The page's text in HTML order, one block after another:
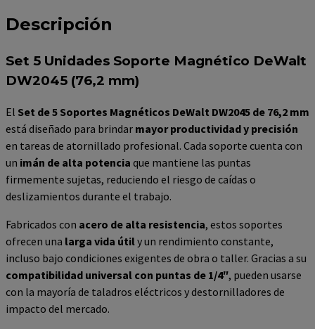
Descripción
Set 5 Unidades Soporte Magnético DeWalt
DW2045 (76,2 mm)
El Set de 5 Soportes Magnéticos DeWalt DW2045 de 76,2 mm
está diseñado para brindar mayor productividad y precisión
en tareas de atornillado profesional. Cada soporte cuenta con
un imán de alta potencia que mantiene las puntas
firmemente sujetas, reduciendo el riesgo de caídas o
deslizamientos durante el trabajo.
Fabricados con acero de alta resistencia, estos soportes
ofrecen una larga vida útily un rendimiento constante,
incluso bajo condiciones exigentes de obra o taller. Gracias a su
compatibilidad universal con puntas de 1/4″, pueden usarse
con la mayoría de taladros eléctricos y destornilladores de
impacto del mercado.